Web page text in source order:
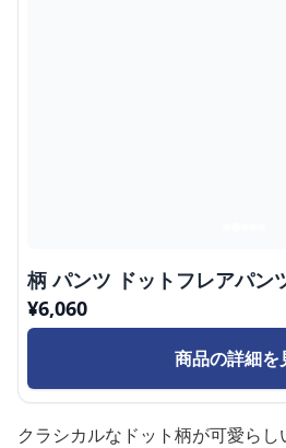
柄 パンツ ドットフレアパン
¥6,060
商品の詳細を
クラシカルなドット柄が可愛らし